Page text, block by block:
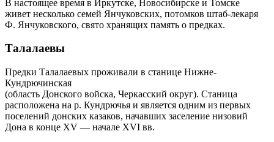
В настоящее время в Иркутске, Новосибирске и Томске
живет несколько семей Янчуковских, потомков штаб-лекаря
Ф. Янчуковского, свято хранящих память о предках.
Талалаевы
Предки Талалаевых проживали в станице Нижне-
Кундрючинская
(область Донского войска, Черкасский округ). Станица
расположена на р. Кундрючья и является одним из первых
поселений донских казаков, начавших заселение низовий
Дона в конце XV — начале XVI вв.